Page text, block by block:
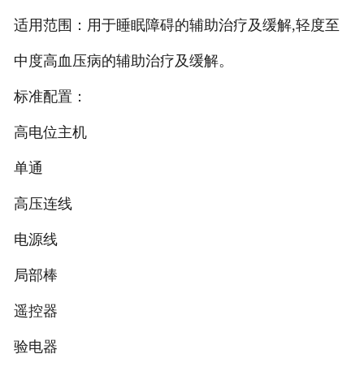
适用范围：用于睡眠障碍的辅助治疗及缓解,轻度至
中度高血压病的辅助治疗及缓解。
标准配置：
高电位主机
单通
高压连线
电源线
局部棒
遥控器
验电器